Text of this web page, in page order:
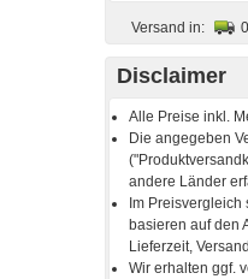
Versand in:
Disclaimer